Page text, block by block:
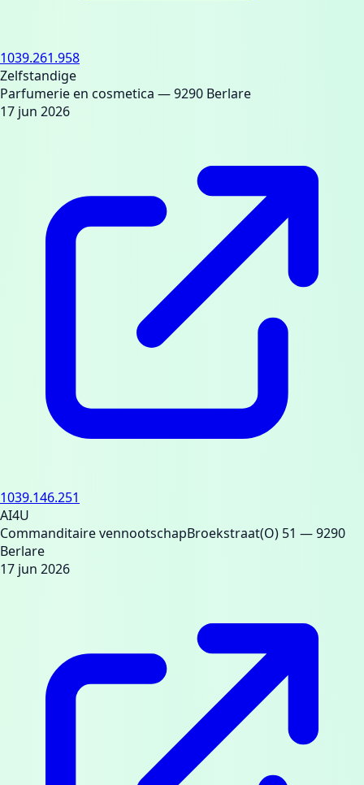
1039.261.958
Zelfstandige
Parfumerie en cosmetica — 9290 Berlare
17 jun 2026
1039.146.251
AI4U
Commanditaire vennootschapBroekstraat(O) 51 — 9290
Berlare
17 jun 2026